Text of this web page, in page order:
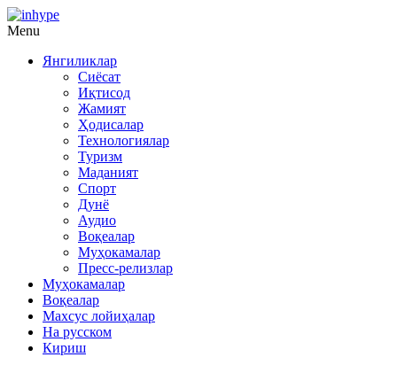
Menu
Янгиликлар
Сиёсат
Иқтисод
Жамият
Ҳодисалар
Технологиялар
Туризм
Маданият
Спорт
Дунё
Аудио
Воқеалар
Муҳокамалар
Пресс-релизлар
Муҳокамалар
Воқеалар
Махсус лойиҳалар
На русском
Кириш